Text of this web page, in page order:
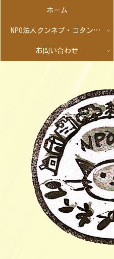
ホーム
NPO法人クンネプ・コタンとは
お問い合わせ